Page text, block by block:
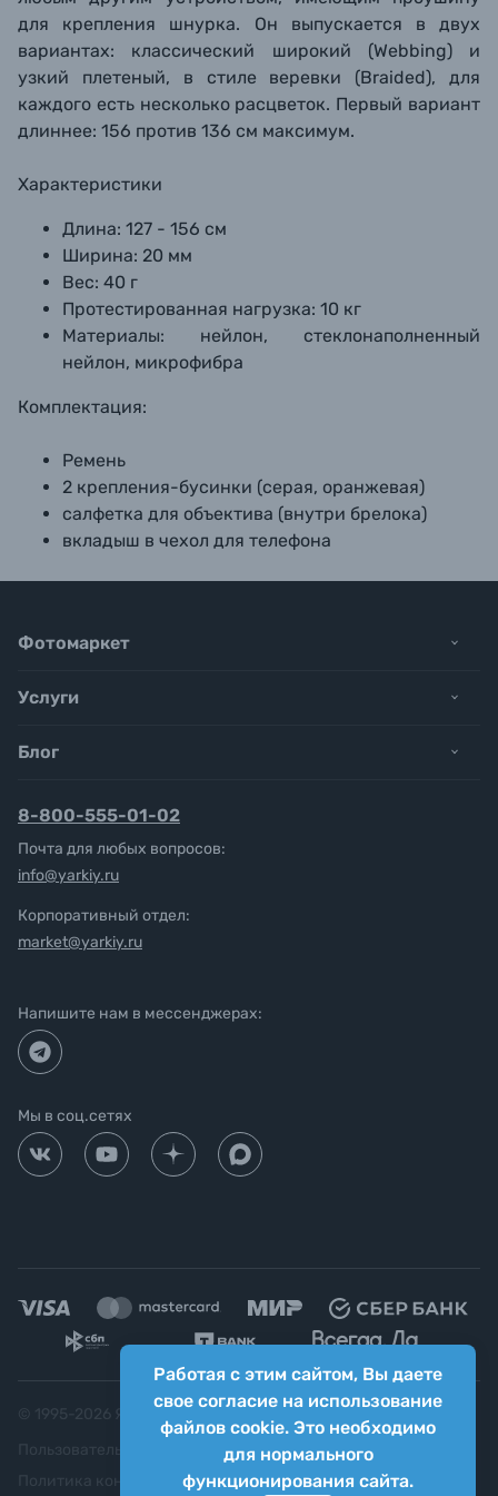
для крепления шнурка. Он выпускается в двух
вариантах: классический широкий (Webbing) и
узкий плетеный, в стиле веревки (Braided), для
каждого есть несколько расцветок. Первый вариант
длиннее: 156 против 136 см максимум.
Характеристики
Длина: 127 - 156 см
Ширина: 20 мм
Вес: 40 г
Протестированная нагрузка: 10 кг
Материалы: нейлон, стеклонаполненный
нейлон, микрофибра
Комплектация:
Ремень
2 крепления-бусинки (серая, оранжевая)
салфетка для объектива (внутри брелока)
вкладыш в чехол для телефона
Работая с этим сайтом, Вы даете
свое согласие на использование
файлов cookie. Это необходимо
для нормального
функционирования сайта.
Фотомаркет
Услуги
Блог
8-800-555-01-02
Почта для любых вопросов:
info@yarkiy.ru
Корпоративный отдел:
market@yarkiy.ru
Напишите нам в мессенджерах:
Мы в соц.сетях
Яркий фотомаркет ("Яркий Мир")
Пользовательское соглашение
Политика конфиденциальности